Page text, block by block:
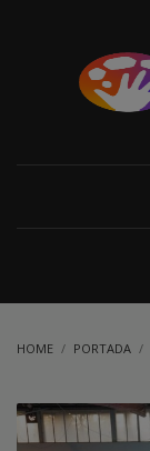
HOME PORTADA